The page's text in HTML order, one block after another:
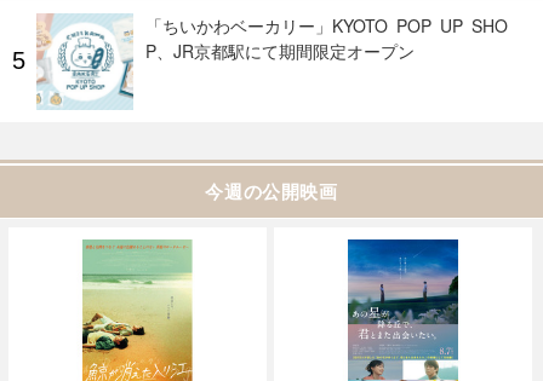
「ちいかわベーカリー」KYOTO POP UP SHO
P、JR京都駅にて期間限定オープン
今週の公開映画